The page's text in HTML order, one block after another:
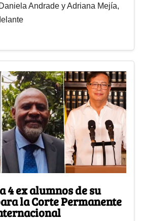
Andrade y Adriana Mejía,
4 ex alumnos de su
la Corte Permanente